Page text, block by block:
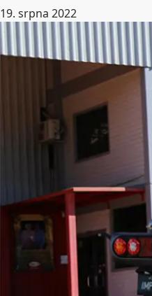
19. srpna 2022